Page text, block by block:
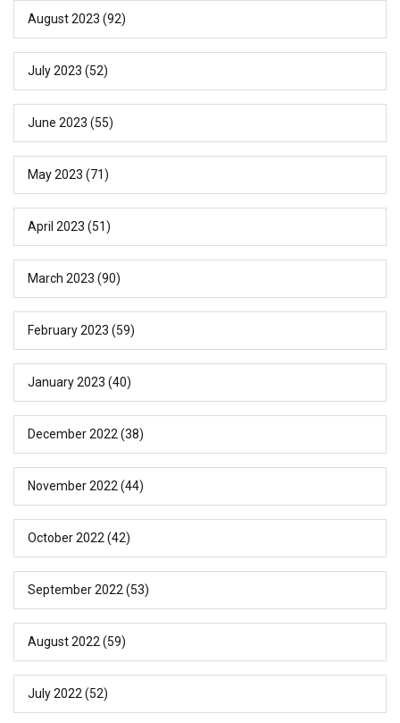
August 2023 (92)
July 2023 (52)
June 2023 (55)
May 2023 (71)
April 2023 (51)
March 2023 (90)
February 2023 (59)
January 2023 (40)
December 2022 (38)
November 2022 (44)
October 2022 (42)
September 2022 (53)
August 2022 (59)
July 2022 (52)